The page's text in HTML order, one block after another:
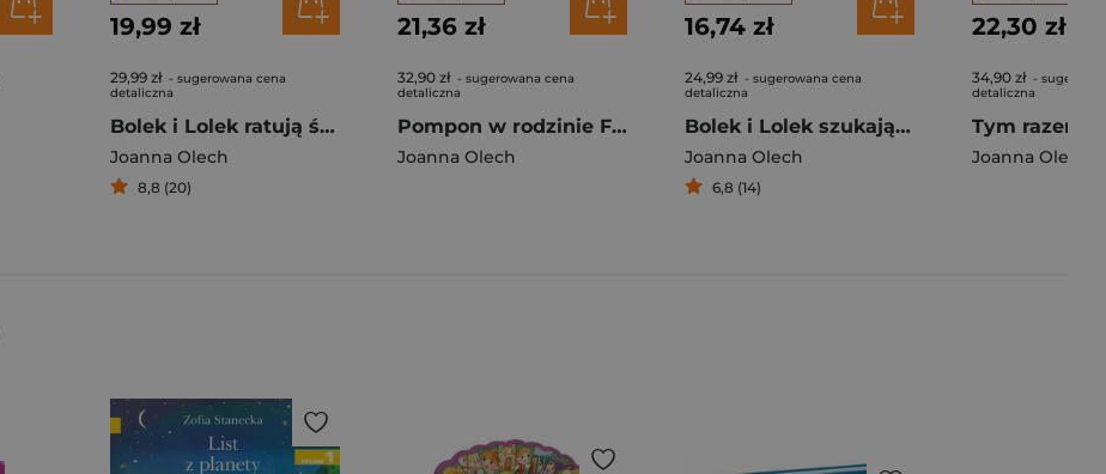
19,99 zł
29,99 zł - sugerowana cena
detaliczna
Bolek i Lolek ratują święta
Joanna Olech
8,8 (20)
21,36 zł
32,90 zł - sugerowana cena
detaliczna
Pompon w rodzinie Fisiów
Joanna Olech
16,74 zł
24,99 zł - sugerowana cena
detaliczna
Bolek i Lolek szukają skarbu. Bajka o wychodzeniu z tarapatów
Joanna Olech
6,8 (14)
22,30 zł
34,90 zł -
detaliczna
Joanna Olech